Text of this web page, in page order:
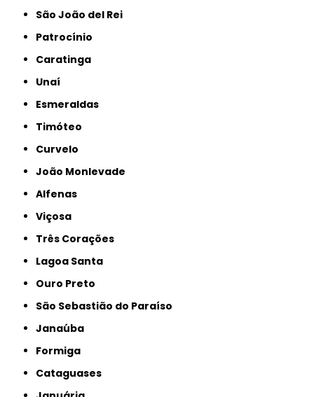
São João del Rei
Patrocínio
Caratinga
Unaí
Esmeraldas
Timóteo
Curvelo
João Monlevade
Alfenas
Viçosa
Três Corações
Lagoa Santa
Ouro Preto
São Sebastião do Paraíso
Janaúba
Formiga
Cataguases